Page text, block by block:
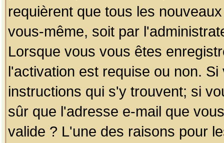
requièrent que tous les
vous-même, soit par
Lorsque vous vous êtes
l'activation est requise ou non.
instructions qui s'y trouvent; si
sûr que l'adresse e-mail que
valide ? L'une des raisons pour